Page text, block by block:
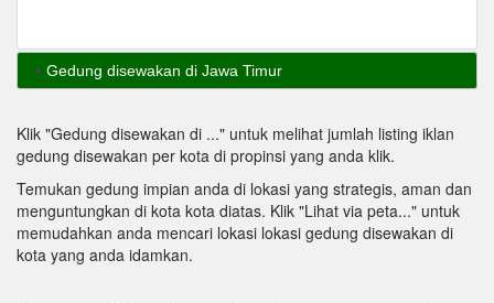
Gedung disewakan di Jawa Timur
Klik "Gedung disewakan di ..." untuk melihat jumlah listing iklan
gedung disewakan per kota di propinsi yang anda klik.
Temukan gedung impian anda di lokasi yang strategis, aman dan
menguntungkan di kota kota diatas. Klik "Lihat via peta..." untuk
memudahkan anda mencari lokasi lokasi gedung disewakan di
kota yang anda idamkan.